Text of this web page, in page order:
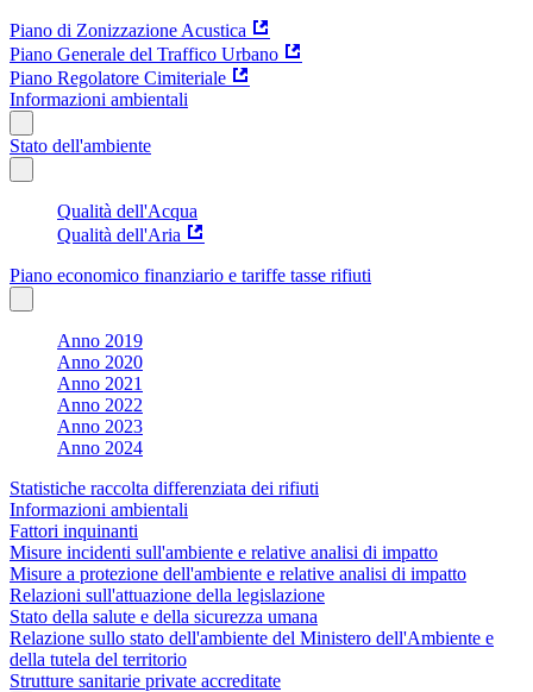
Piano di Zonizzazione Acustica
Piano Generale del Traffico Urbano
Piano Regolatore Cimiteriale
Informazioni ambientali
Stato dell'ambiente
Qualità dell'Acqua
Qualità dell'Aria
Piano economico finanziario e tariffe tasse rifiuti
Anno 2019
Anno 2020
Anno 2021
Anno 2022
Anno 2023
Anno 2024
Statistiche raccolta differenziata dei rifiuti
Informazioni ambientali
Fattori inquinanti
Misure incidenti sull'ambiente e relative analisi di impatto
Misure a protezione dell'ambiente e relative analisi di impatto
Relazioni sull'attuazione della legislazione
Stato della salute e della sicurezza umana
Relazione sullo stato dell'ambiente del Ministero dell'Ambiente e
della tutela del territorio
Strutture sanitarie private accreditate